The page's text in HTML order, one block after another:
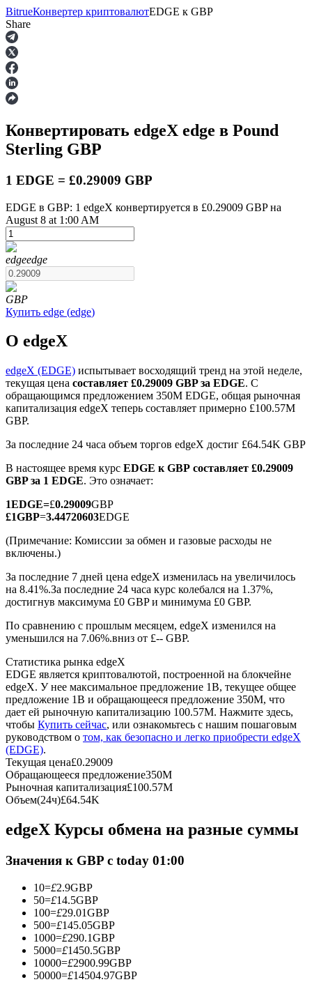
Фьючерсы
USDT-фьючерсы
обеспечения
Фьючерсы на COIN-M
TradFi
Деривативы на акции, форекс, драгоценные металлы и
сырьевые товары
Фьючерсы с использованием USDC в качестве
обеспечения
Копирование торговли
Присоединяйтесь к лучшим трейдерам
BitrueКонвертер криптовалютEDGE к GBP
Share
Конвертировать edgeX edge в Pound
Sterling GBP
1 EDGE = £0.29009 GBP
EDGE в GBP: 1 edgeX конвертируется в £0.29009 GBP на
August 8 at 1:00 AM
edgeedge
GBP
Купить edge (edge)
О edgeX
edgeX (EDGE) испытывает восходящий тренд на этой неделе,
текущая цена составляет £0.29009 GBP за EDGE. С
обращающимся предложением 350M EDGE, общая рыночная
капитализация edgeX теперь составляет примерно £100.57M
GBP.
За последние 24 часа объем торгов edgeX достиг £64.54K GBP
В настоящее время курс EDGE к GBP составляет £0.29009
GBP за 1 EDGE. Это означает:
1EDGE=£0.29009GBP
£1GBP=3.44720603EDGE
(Примечание: Комиссии за обмен и газовые расходы не
включены.)
За последние 7 дней цена edgeX изменилась на увеличилось
на 8.41%.За последние 24 часа курс колебался на 1.37%,
достигнув максимума £0 GBP и минимума £0 GBP.
По сравнению с прошлым месяцем, edgeX изменился на
уменьшился на 7.06%.вниз от £-- GBP.
Статистика рынка edgeX
EDGE является криптовалютой, построенной на блокчейне
edgeX. У нее максимальное предложение 1B, текущее общее
предложение 1B и обращающееся предложение 350M, что
дает ей рыночную капитализацию 100.57M. Нажмите здесь,
чтобы Купить сейчас, или ознакомьтесь с нашим пошаговым
руководством о том, как безопасно и легко приобрести edgeX
(EDGE).
Текущая цена£0.29009
Обращающееся предложение350M
Рыночная капитализация£100.57M
Объем(24ч)£64.54K
edgeX Курсы обмена на разные суммы
Значения к GBP с today 01:00
10=£2.9GBP
50=£14.5GBP
100=£29.01GBP
500=£145.05GBP
1000=£290.1GBP
5000=£1450.5GBP
10000=£2900.99GBP
50000=£14504.97GBP